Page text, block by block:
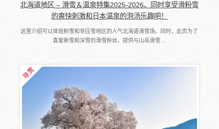
北海道地区 – 滑雪＆温泉特集2025-2026。同时享受滑粉雪
的爽快刺激和日本温泉的泡汤乐趣吧！
这里介绍可以体验粉雪和非压雪地区的人气北海道滑雪场。同时，此页为了
喜爱新雪和深雪的滑雪粉丝，提供与山岳滑雪…